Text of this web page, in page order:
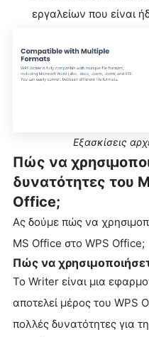
εργαλείων που είναι
Εξασκίσεις
Πώς να
δυνατότητες του
Office;
Ας δούμε πώς να
MS Office στο WPS Office;
Πώς να
Το Writer είναι μια
αποτελεί μέρος του WPS
πολλές δυνατότητες για